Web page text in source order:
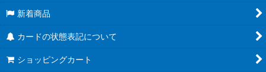
新着商品
カードの状態表記について
ショッピングカート